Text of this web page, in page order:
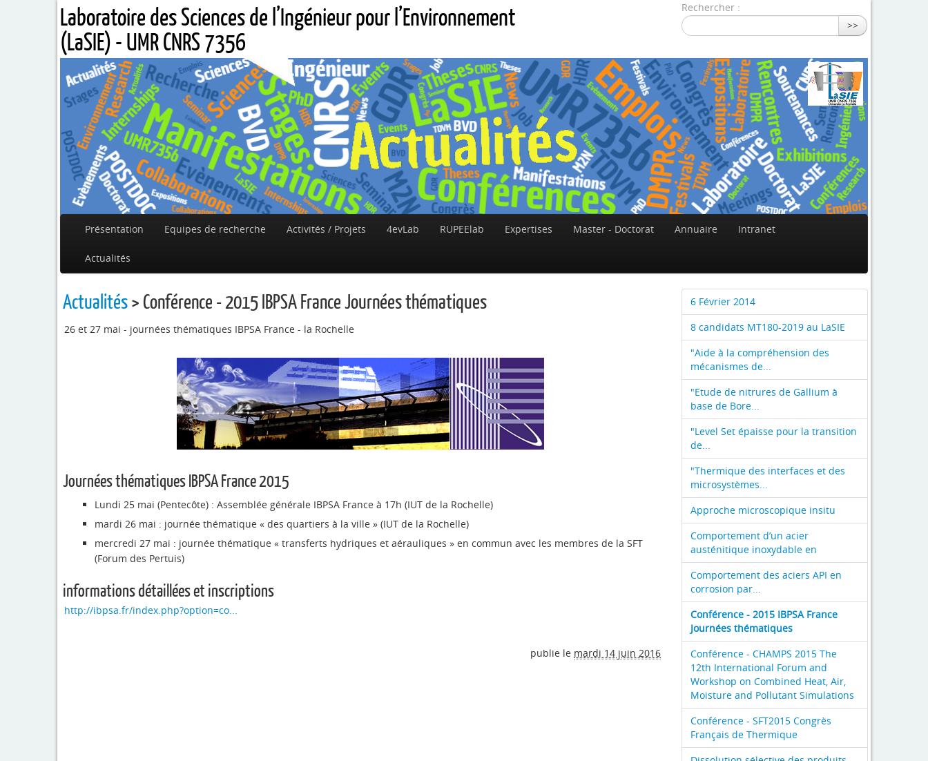
Laboratoire des Sciences de l’Ingénieur pour l’Environnement
(LaSIE) - UMR CNRS 7356
Rechercher :
>>
Présentation Equipes de recherche Activités / Projets 4evLab RUPEElab Expertises Master - Doctorat Annuaire Intranet
Actualités
Actualités> Conférence - 2015 IBPSA France Journées thématiques
26 et 27 mai - journées thématiques IBPSA France - la Rochelle
Journées thématiques IBPSA France 2015
Lundi 25 mai (Pentecôte) : Assemblée générale IBPSA France à 17h (IUT de la Rochelle)
mardi 26 mai : journée thématique « des quartiers à la ville » (IUT de la Rochelle)
mercredi 27 mai : journée thématique « transferts hydriques et aérauliques » en commun avec les membres de la SFT
(Forum des Pertuis)
informations détaillées et inscriptions
http://ibpsa.fr/index.php?option=co...
publie le mardi 14 juin 2016
6 Février 2014
8 candidats MT180-2019 au LaSIE
"Aide à la compréhension des
mécanismes de...
"Etude de nitrures de Gallium à
base de Bore...
"Level Set épaisse pour la transition
de...
"Thermique des interfaces et des
microsystèmes...
Approche microscopique insitu
Comportement d’un acier
austénitique inoxydable en
Comportement des aciers API en
corrosion par...
Conférence - 2015 IBPSA France
Journées thématiques
Conférence - CHAMPS 2015 The
12th International Forum and
Workshop on Combined Heat, Air,
Moisture and Pollutant Simulations
Conférence - SFT2015 Congrès
Français de Thermique